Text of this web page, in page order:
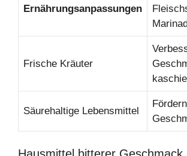
Ernährungsanpassungen
Frische Kräuter
Säurehaltige Lebensmittel